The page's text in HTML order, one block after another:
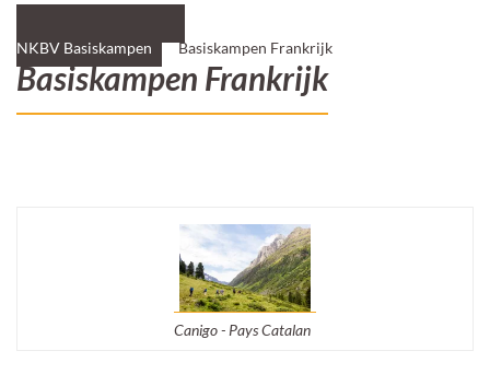
NKBV Basiskampen Basiskampen Frankrijk
Basiskampen Frankrijk
Canigo - Pays Catalan